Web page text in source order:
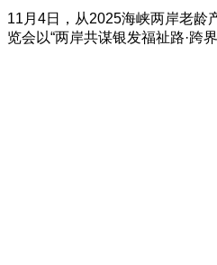
11月4日，从2025海峡两岸老龄
览会以“两岸共谋银发福祉路·跨